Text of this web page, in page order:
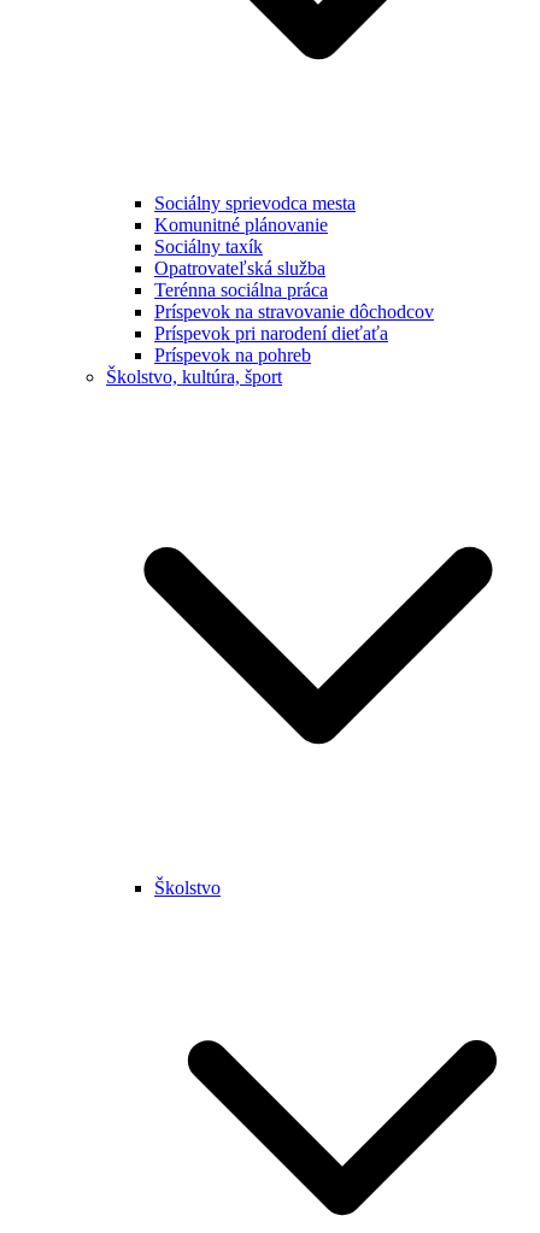
Sociálny sprievodca mesta
Komunitné plánovanie
Sociálny taxík
Opatrovateľská služba
Terénna sociálna práca
Príspevok na stravovanie dôchodcov
Príspevok pri narodení dieťaťa
Príspevok na pohreb
Školstvo, kultúra, šport
Školstvo